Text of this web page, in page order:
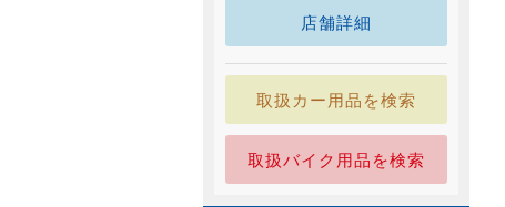
店舗詳細
取扱カー用品を検索
取扱バイク用品を検索